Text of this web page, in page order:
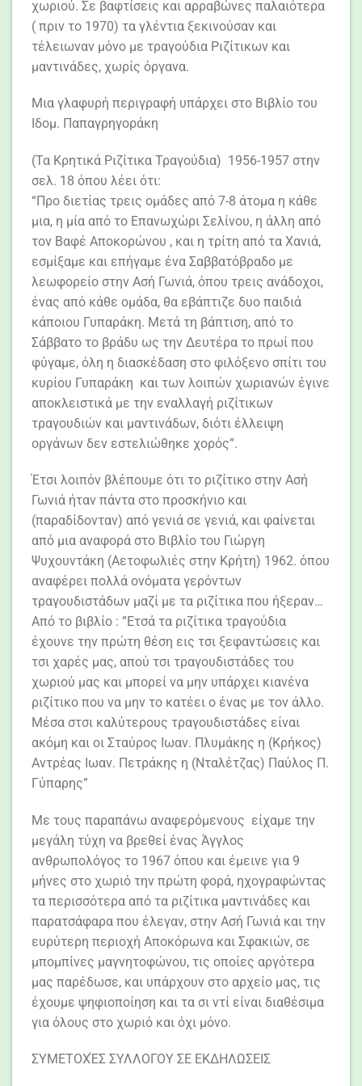
χωριού. Σε βαφτίσεις και αρραβώνες παλαιότερα
( πριν το 1970) τα γλέντια ξεκινούσαν και
τέλειωναν μόνο με τραγούδια Ριζίτικων και
μαντινάδες, χωρίς όργανα.
Μια γλαφυρή περιγραφή υπάρχει στο Βιβλίο του
Ιδομ. Παπαγρηγοράκη
(Τα Κρητικά Ριζίτικα Τραγούδια) 1956-1957 στην
σελ. 18 όπου λέει ότι:
“Προ διετίας τρεις ομάδες από 7-8 άτομα η κάθε
μια, η μία από το Επανωχώρι Σελίνου, η άλλη από
τον Βαφέ Αποκορώνου , και η τρίτη από τα Χανιά,
εσμίξαμε και επήγαμε ένα Σαββατόβραδο με
λεωφορείο στην Ασή Γωνιά, όπου τρεις ανάδοχοι,
ένας από κάθε ομάδα, θα εβάπτιζε δυο παιδιά
κάποιου Γυπαράκη. Μετά τη βάπτιση, από το
Σάββατο το βράδυ ως την Δευτέρα το πρωί που
φύγαμε, όλη η διασκέδαση στο φιλόξενο σπίτι του
κυρίου Γυπαράκη και των λοιπών χωριανών έγινε
αποκλειστικά με την εναλλαγή ριζίτικων
τραγουδιών και μαντινάδων, διότι έλλειψη
οργάνων δεν εστελιώθηκε χορός”.
Έτσι λοιπόν βλέπουμε ότι το ριζίτικο στην Ασή
Γωνιά ήταν πάντα στο προσκήνιο και
(παραδίδονταν) από γενιά σε γενιά, και φαίνεται
από μια αναφορά στο Βιβλίο του Γιώργη
Ψυχουντάκη (Αετοφωλιές στην Κρήτη) 1962. όπου
αναφέρει πολλά ονόματα γερόντων
τραγουδιστάδων μαζί με τα ριζίτικα που ήξεραν…
Από το βιβλίο : ”Ετσά τα ριζίτικα τραγούδια
έχουνε την πρώτη θέση εις τσι ξεφαντώσεις και
τσι χαρές μας, απού τσι τραγουδιστάδες του
χωριού μας και μπορεί να μην υπάρχει κιανένα
ριζίτικο που να μην το κατέει ο ένας με τον άλλο.
Μέσα στσι καλύτερους τραγουδιστάδες είναι
ακόμη και οι Σταύρος Ιωαν. Πλυμάκης η (Κρήκος)
Αντρέας Ιωαν. Πετράκης η (Νταλέτζας) Παύλος Π.
Γύπαρης”
Με τους παραπάνω αναφερόμενους είχαμε την
μεγάλη τύχη να βρεθεί ένας Άγγλος
ανθρωπολόγος το 1967 όπου και έμεινε για 9
μήνες στο χωριό την πρώτη φορά, ηχογραφώντας
τα περισσότερα από τα ριζίτικα μαντινάδες και
παρατσάφαρα που έλεγαν, στην Ασή Γωνιά και την
ευρύτερη περιοχή Αποκόρωνα και Σφακιών, σε
μπομπίνες μαγνητοφώνου, τις οποίες αργότερα
μας παρέδωσε, και υπάρχουν στο αρχείο μας, τις
έχουμε ψηφιοποίηση και τα σι ντί είναι διαθέσιμα
για όλους στο χωριό και όχι μόνο.
ΣΥΜΕΤΟΧΈΣ ΣΥΛΛΟΓΟΥ ΣΕ ΕΚΔHΛΩΣΕΙΣ